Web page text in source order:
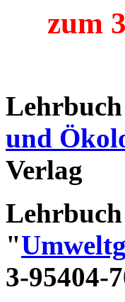
zum
und
Verlag
"
3-95404-